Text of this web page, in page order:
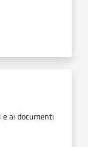
e ai documenti